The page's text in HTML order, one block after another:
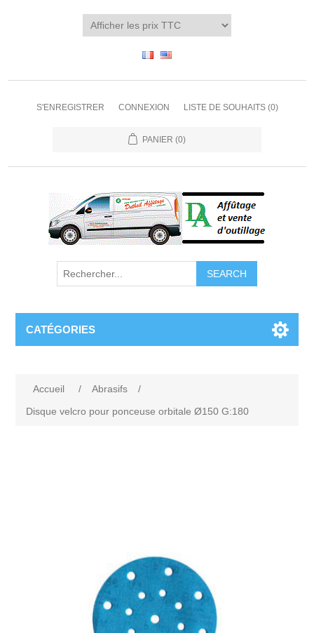
S'ENREGISTRER CONNEXION LISTE DE SOUHAITS (0)
PANIER (0)
CATÉGORIES
Accueil / Abrasifs
/
Disque velcro pour ponceuse orbitale Ø150 G:180